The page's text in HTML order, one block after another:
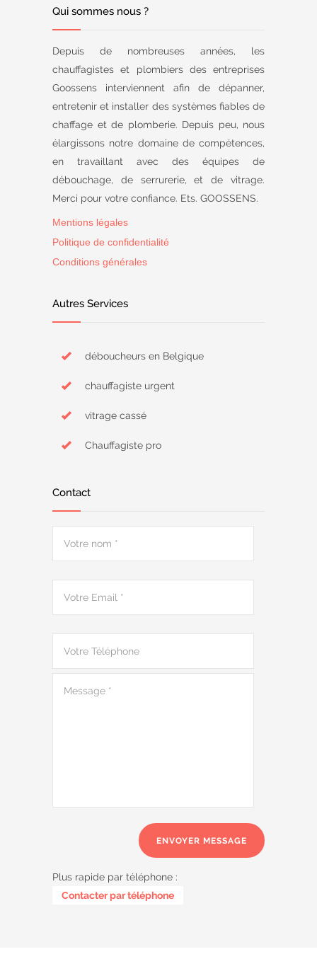
Qui sommes nous ?
Depuis de nombreuses années, les
chauffagistes et plombiers des entreprises
Goossens interviennent afin de dépanner,
entretenir et installer des systèmes fiables de
chaffage et de plomberie. Depuis peu, nous
élargissons notre domaine de compétences,
en travaillant avec des équipes de
débouchage, de serrurerie, et de vitrage.
Merci pour votre confiance. Ets. GOOSSENS.
Mentions légales
Politique de confidentialité
Conditions générales
Autres Services
déboucheurs en Belgique
chauffagiste urgent
vitrage cassé
Chauffagiste pro
Contact
Plus rapide par téléphone :
0485 58 62 32
Contacter par téléphone